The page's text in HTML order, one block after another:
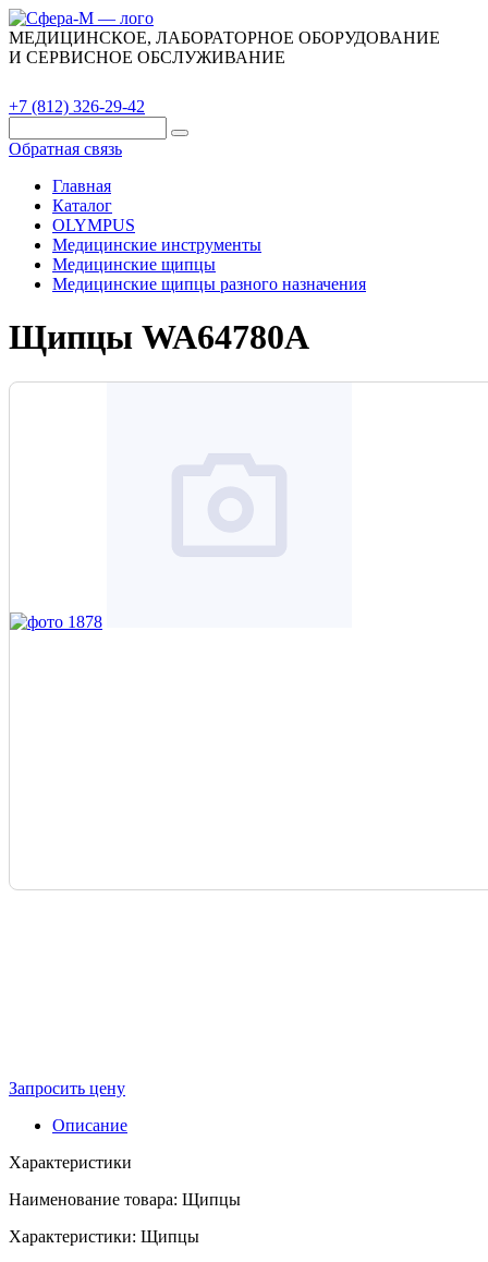
МЕДИЦИНСКОЕ, ЛАБОРАТОРНОЕ ОБОРУДОВАНИЕ
И СЕРВИСНОЕ ОБСЛУЖИВАНИЕ
+7 (812) 326-29-42
Обратная связь
Главная
Каталог
OLYMPUS
Медицинские инструменты
Медицинские щипцы
Медицинские щипцы разного назначения
Щипцы WA64780A
Запросить цену
Описание
Характеристики
Наименование товара: Щипцы
Характеристики: Щипцы